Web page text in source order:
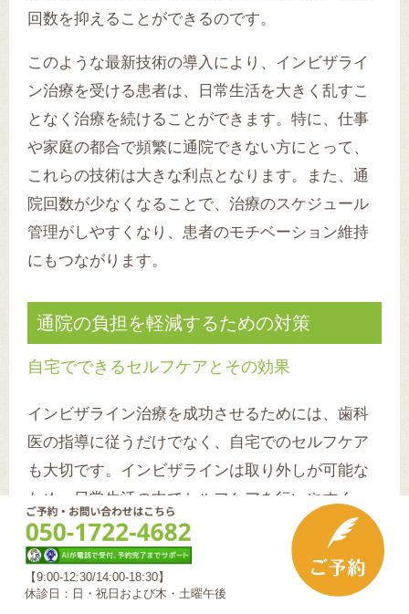
回数を抑えることができるのです。
このような最新技術の導入により、インビザライ
ン治療を受ける患者は、日常生活を大きく乱すこ
となく治療を続けることができます。特に、仕事
や家庭の都合で頻繁に通院できない方にとって、
これらの技術は大きな利点となります。また、通
院回数が少なくなることで、治療のスケジュール
管理がしやすくなり、患者のモチベーション維持
にもつながります。
通院の負担を軽減するための対策
自宅でできるセルフケアとその効果
インビザライン治療を成功させるためには、歯科
医の指導に従うだけでなく、自宅でのセルフケア
も大切です。インビザラインは取り外しが可能な
ため、日常生活の中でセルフケアを行いやすく、
適切なケアを行うことで、治療効果を高めること
ができます。
まず、最も基本的なセルフケアは、アライナーの
【9:00-12:30/14:00-18:30】
休診日：日・祝日および木・土曜午後